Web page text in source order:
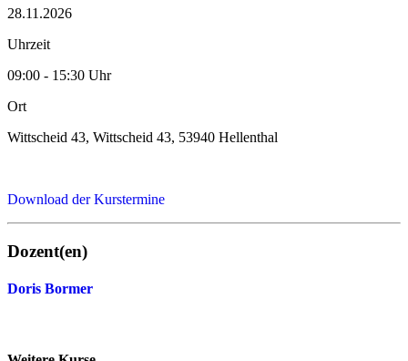
28.11.2026
Uhrzeit
09:00 - 15:30 Uhr
Ort
Wittscheid 43, Wittscheid 43, 53940 Hellenthal
Download der Kurstermine
Dozent(en)
Doris Bormer